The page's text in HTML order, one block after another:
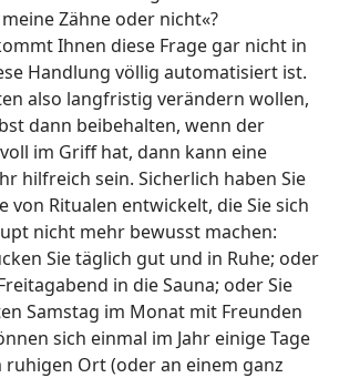
Zähne oder nicht«?
Ihnen diese Frage gar nicht in
Handlung völlig automatisiert ist.
also langfristig verändern wollen,
dann beibehalten, wenn der
im Griff hat, dann kann eine
hilfreich sein. Sicherlich haben Sie
von Ritualen entwickelt, die Sie sich
nicht mehr bewusst machen:
Sie täglich gut und in Ruhe; oder
in die Sauna; oder Sie
Samstag im Monat mit Freunden
sich einmal im Jahr einige Tage
ruhigen Ort (oder an einem ganz